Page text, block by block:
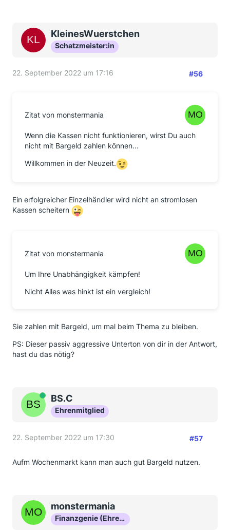
KleinesWuerstchen
Schatzmeister:in
22. September 2022 um 17:16 #56
Zitat von monstermania
Wenn die Kassen nicht funktionieren, wirst Du auch
nicht mit Bargeld zahlen können...
Willkommen in der Neuzeit.
Ein erfolgreicher Einzelhändler wird nicht an stromlosen
Kassen scheitern
Zitat von monstermania
Um Ihre Unabhängigkeit kämpfen!
Nicht Alles was hinkt ist ein vergleich!
Sie zahlen mit Bargeld, um mal beim Thema zu bleiben.
PS: Dieser passiv aggressive Unterton von dir in der Antwort,
hast du das nötig?
OnlineBS.C
Ehrenmitglied
22. September 2022 um 17:30 #57
Aufm Wochenmarkt kann man auch gut Bargeld nutzen.
monstermania
Finanzgenie (Ehrenmitglied)